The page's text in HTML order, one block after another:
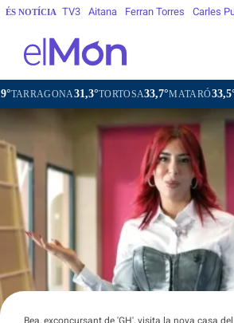
ÉS NOTÍCIA TV3 Aitana Ferran Torres Carles
31,3°TORTOSA33,7°MATARÓ33,5°VIC34,8°
Bea, exconcursant de 'GH', visita la nova casa del